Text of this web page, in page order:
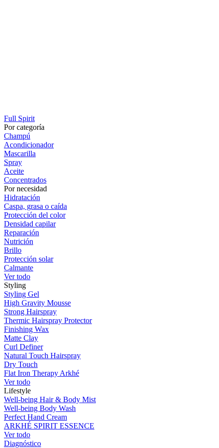
Full Spirit
Por categoría
Champú
Acondicionador
Mascarilla
Spray
Aceite
Concentrados
Por necesidad
Hidratación
Caspa, grasa o caída
Protección del color
Densidad capilar
Reparación
Nutrición
Brillo
Protección solar
Calmante
Ver todo
Styling
Styling Gel
High Gravity Mousse
Strong Hairspray
Thermic Hairspray Protector
Finishing Wax
Matte Clay
Curl Definer
Natural Touch Hairspray
Dry Touch
Flat Iron Therapy Arkhé
Ver todo
Lifestyle
Well-being Hair & Body Mist
Well-being Body Wash
Perfect Hand Cream
ARKHÉ SPIRIT ESSENCE
Ver todo
Diagnóstico